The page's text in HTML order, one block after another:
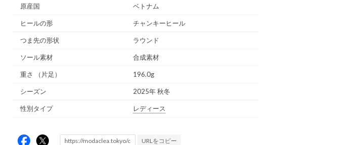
原産国 ベトナム
ヒールの形 チャンキーヒール
つま先の形状 ラウンド
ソール素材 合成素材
重さ （片足） 196.0g
シーズン 2025年 秋冬
性別タイプ レディース
URLをコピー